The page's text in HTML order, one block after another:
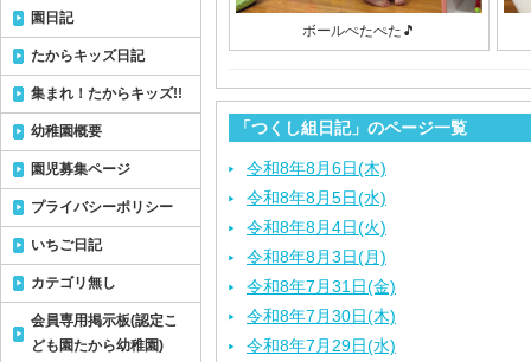
ボールぺたぺた🎵
「つくし組日記」のページ一覧
令和8年8月6日(木)
令和8年8月5日(水)
令和8年8月4日(火)
令和8年8月3日(月)
令和8年7月31日(金)
令和8年7月30日(木)
令和8年7月29日(水)
園日記
たからキッズ日記
集まれ！たからキッズ!!
幼稚園概要
園児募集ページ
プライバシーポリシー
いちご日記
カテゴリ無し
会員専用掲示板(認定こ
ども園たから幼稚園)